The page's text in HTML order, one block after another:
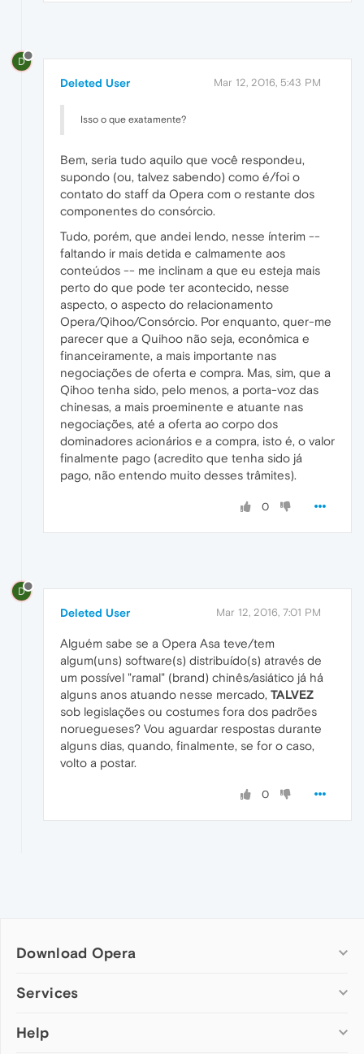
D
Deleted User Mar 12, 2016, 5:43 PM
Isso o que exatamente?
Bem, seria tudo aquilo que você respondeu,
supondo (ou, talvez sabendo) como é/foi o
contato do staff da Opera com o restante dos
componentes do consórcio.
Tudo, porém, que andei lendo, nesse ínterim --
faltando ir mais detida e calmamente aos
conteúdos -- me inclinam a que eu esteja mais
perto do que pode ter acontecido, nesse
aspecto, o aspecto do relacionamento
Opera/Qihoo/Consórcio. Por enquanto, quer-me
parecer que a Quihoo não seja, econômica e
financeiramente, a mais importante nas
negociações de oferta e compra. Mas, sim, que a
Qihoo tenha sido, pelo menos, a porta-voz das
chinesas, a mais proeminente e atuante nas
negociações, até a oferta ao corpo dos
dominadores acionários e a compra, isto é, o valor
finalmente pago (acredito que tenha sido já
pago, não entendo muito desses trâmites).
0
D
Deleted User Mar 12, 2016, 7:01 PM
Alguém sabe se a Opera Asa teve/tem
algum(uns) software(s) distribuído(s) através de
um possível "ramal" (brand) chinês/asiático já há
alguns anos atuando nesse mercado, TALVEZ
sob legislações ou costumes fora dos padrões
noruegueses? Vou aguardar respostas durante
alguns dias, quando, finalmente, se for o caso,
volto a postar.
0
Download Opera
Computer browsers
Opera for Mac
Services
Add-ons
Help